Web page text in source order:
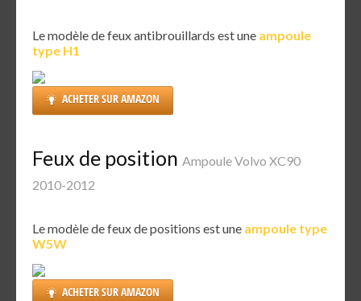
Le modèle de feux antibrouillards est une ampoule
type H1
ACHETER SUR AMAZON
Feux de position Ampoule Volvo XC90
2010-2012
Le modèle de feux de positions est une ampoule type
W5W
ACHETER SUR AMAZON